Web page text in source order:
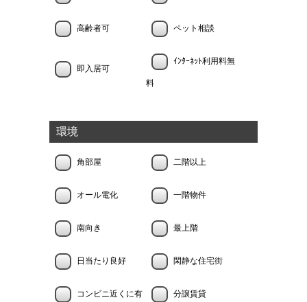
高齢者可 ペット相談
即入居可
ｲﾝﾀｰﾈｯﾄ利用料無
料
環境
角部屋 二階以上
オール電化 一階物件
南向き 最上階
日当たり良好 閑静な住宅街
コンビニ近くに有 分譲賃貸